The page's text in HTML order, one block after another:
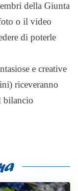
della Giunta
o il video
di poterle
e creative
riceveranno
bilancio